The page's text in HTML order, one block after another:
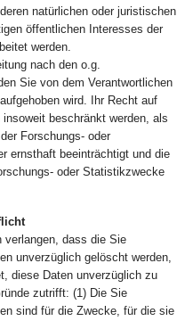
natürlichen oder juristischen
öffentlichen Interesses der
werden.
nach den o.g.
Sie von dem Verantwortlichen
wird. Ihr Recht auf
beschränkt werden, als
Forschungs- oder
ernsthaft beeinträchtigt und die
oder Statistikzwecke
verlangen, dass die Sie
unverzüglich gelöscht werden,
diese Daten unverzüglich zu
zutrifft: (1) Die Sie
sind für die Zwecke, für die sie